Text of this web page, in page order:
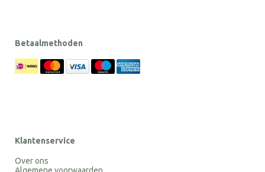
Betaalmethoden
Klantenservice
Over ons